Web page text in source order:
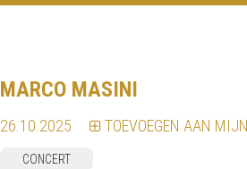
MARCO MASINI
26.10.2025 TOEVOEGEN AAN
CONCERT